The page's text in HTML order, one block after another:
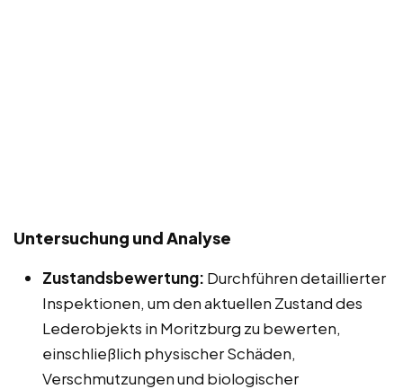
Untersuchung und Analyse
Zustandsbewertung: Durchführen detaillierter
Inspektionen, um den aktuellen Zustand des
Lederobjekts in Moritzburg zu bewerten,
einschließlich physischer Schäden,
Verschmutzungen und biologischer